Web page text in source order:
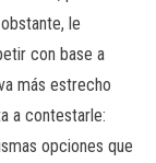
le
con base a
más estrecho
a contestarle:
opciones que